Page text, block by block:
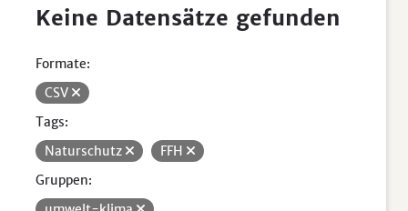
Keine Datensätze gefunden
Formate:
CSV
Tags:
Naturschutz
FFH
Gruppen: